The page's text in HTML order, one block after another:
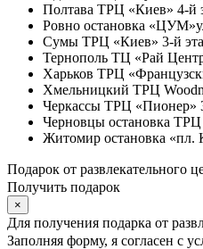
Полтава ТРЦ «Киев» 4-й
Ровно остановка «ЦУМ»
Сумы ТРЦ «Киев» 3-й
Тернополь ТЦ «Рай
Харьков ТРЦ
Хмельницкий ТРЦ
Черкассы ТРЦ «Пионер»
Черновцы остановка
Житомир остановка «пл.
Подарок от развлекательного
Получить подарок
×
Для получения подарка от
Заполняя форму, я согласен с